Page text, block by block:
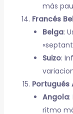
más
Francés
Belga:
Suizo:
Angola:
ritmo